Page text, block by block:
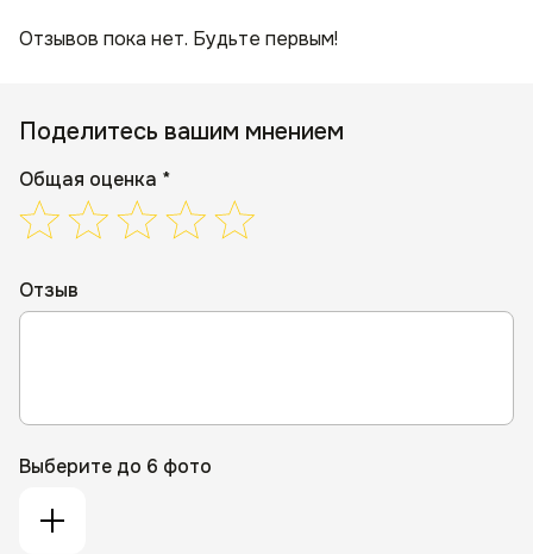
Отзывов пока нет. Будьте первым!
Поделитесь вашим мнением
Общая оценка *
Отзыв
Выберите до 6 фото